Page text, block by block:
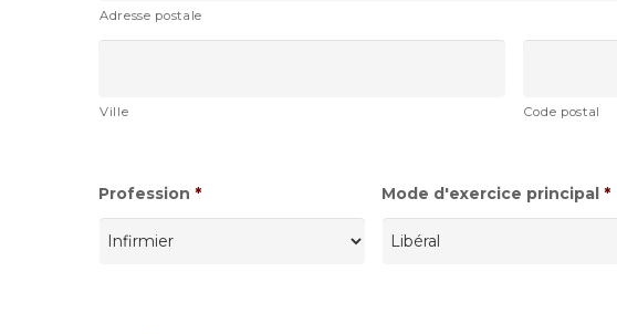
Adresse postale
Ville Code postal
Profession * Mode d'exercice principal *